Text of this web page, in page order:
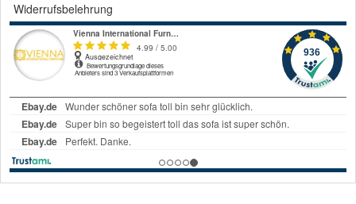
Widerrufsbelehrung